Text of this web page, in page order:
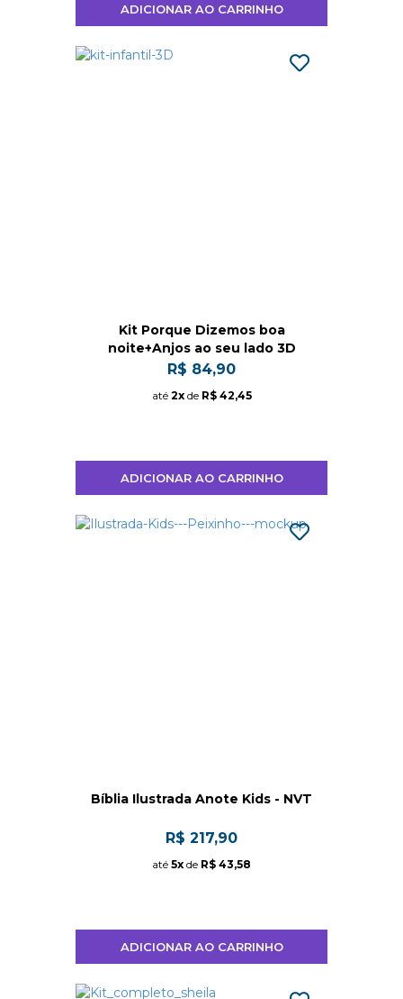
ADICIONAR AO CARRINHO
Kit Porque Dizemos boa
noite+Anjos ao seu lado 3D
R$ 84,90
até 2xde R$ 42,45
ADICIONAR AO CARRINHO
Bíblia Ilustrada Anote Kids - NVT
R$ 217,90
até 5xde R$ 43,58
ADICIONAR AO CARRINHO